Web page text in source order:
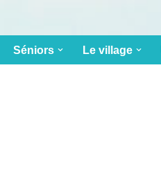
Séniors Le village